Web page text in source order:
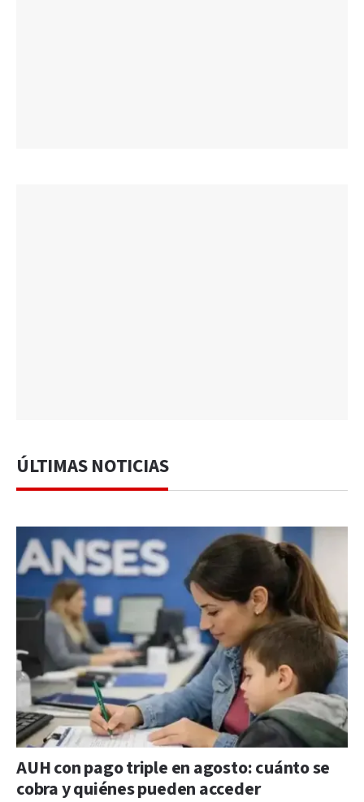
ÚLTIMAS NOTICIAS
AUH con pago triple en agosto: cuánto se
cobra y quiénes pueden acceder